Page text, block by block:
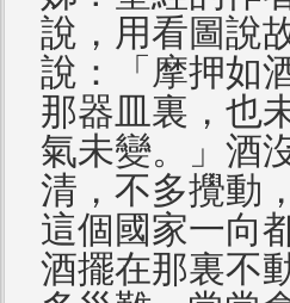
說，用看圖說
說：「摩押如
那器皿裏，也
氣未變。」酒
清，不多攪動
這個國家一向
酒擺在那裏不